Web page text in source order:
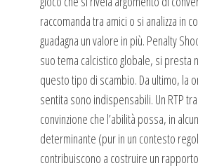
raccomanda tra amici o si analizza in
guadagna un valore in più. Penalty
suo tema calcistico globale, si presta
questo tipo di scambio. Da ultimo, la
sentita sono indispensabili. Un RTP
convinzione che l’abilità possa, in
determinante (pur in un contesto
contribuiscono a costruire un